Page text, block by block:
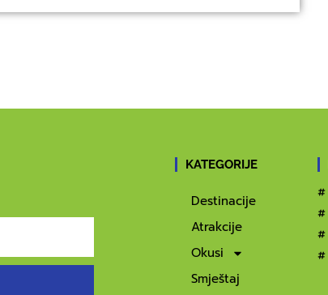
KATEGORIJE
Destinacije
Atrakcije
Okusi
Smještaj